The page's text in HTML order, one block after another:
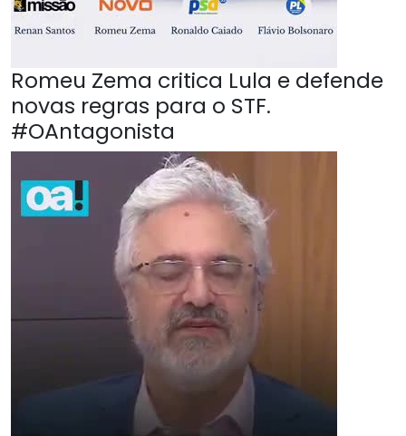
Romeu Zema critica Lula e defende
novas regras para o STF.
#OAntagonista